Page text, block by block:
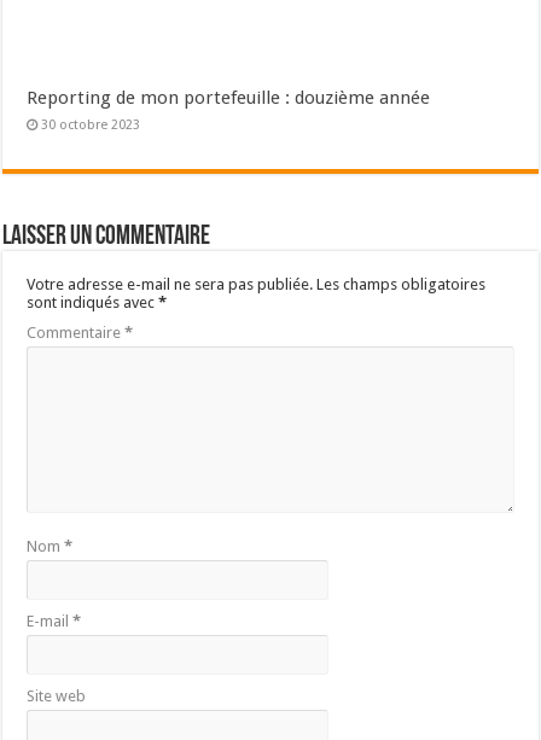
Reporting de mon portefeuille : douzième année
30 octobre 2023
Laisser un commentaire
Votre adresse e-mail ne sera pas publiée. Les champs obligatoires
sont indiqués avec*
Commentaire*
Nom*
E-mail*
Site web